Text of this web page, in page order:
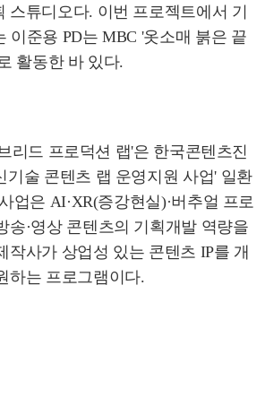
스튜디오다. 이번 프로젝트에서 기
이준용 PD는 MBC '옷소매 붉은 끝
활동한 바 있다.
리드 프로덕션 랩'은 한국콘텐츠진
기술 콘텐츠 랩 운영지원 사업' 일환
업은 AI·XR(증강현실)·버추얼 프로
송·영상 콘텐츠의 기획개발 역량을
작사가 상업성 있는 콘텐츠 IP를 개
하는 프로그램이다.